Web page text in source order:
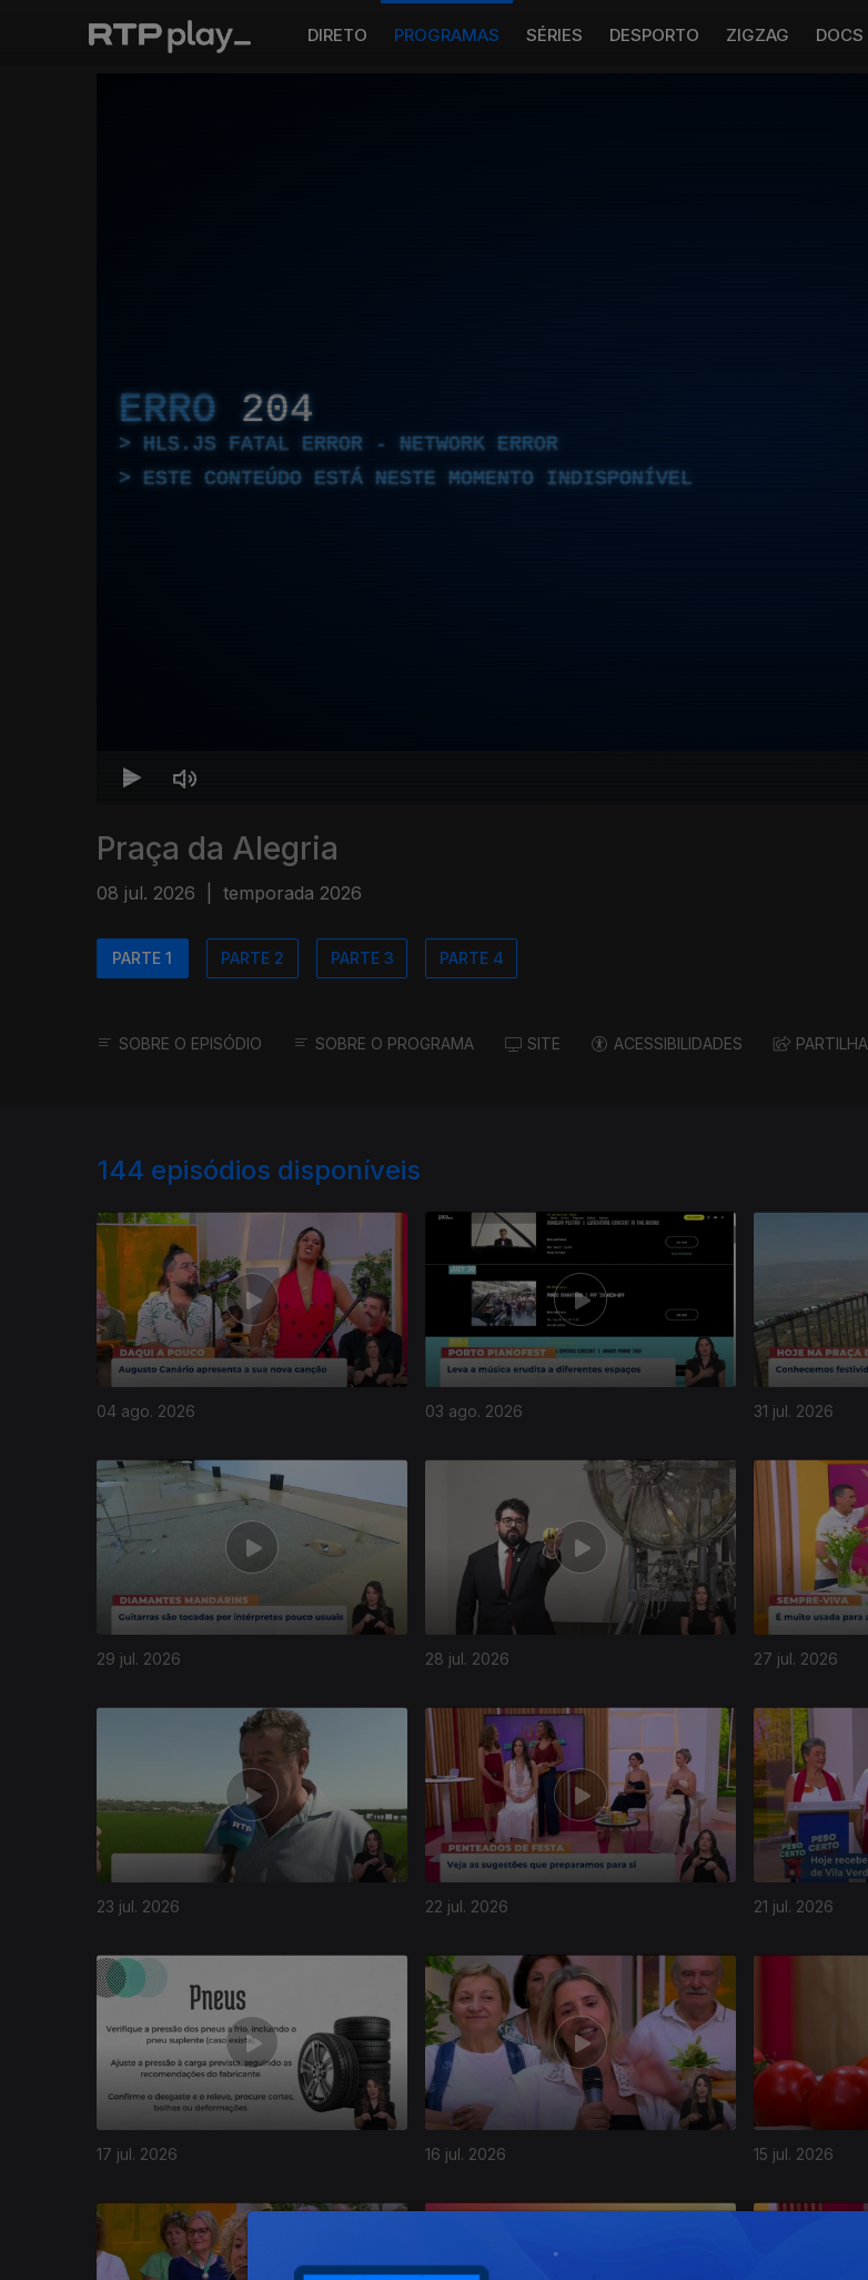
DIRETO PROGRAMAS SÉRIES DESPORTO ZIGZAG DOCS
ERRO 204
HLS.JS FATAL ERROR - NETWORK ERROR
ESTE CONTEÚDO ESTÁ NESTE MOMENTO INDISPONÍVEL
Praça da Alegria
08 jul. 2026 temporada 2026
PARTE 1 PARTE 2 PARTE 3 PARTE 4
SOBRE O EPISÓDIO SOBRE O PROGRAMA SITE ACESSIBILIDADES PARTILHA
144 episódios disponíveis
04 ago. 2026 03 ago. 2026 31 jul. 2026
29 jul. 2026 28 jul. 2026 27 jul. 2026
23 jul. 2026 22 jul. 2026 21 jul. 2026
17 jul. 2026 16 jul. 2026 15 jul. 2026